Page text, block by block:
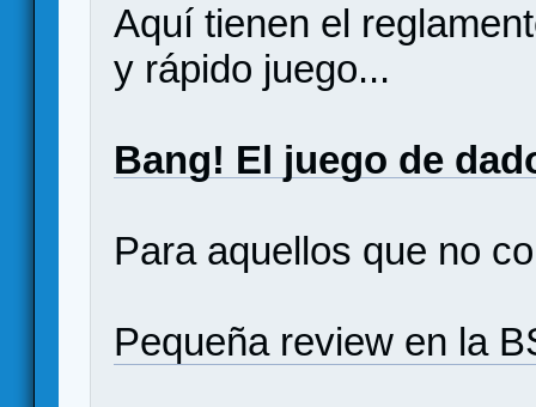
Aquí tienen el
y rápido juego...
Bang! El juego de
Para aquellos que no
Pequeña review en la